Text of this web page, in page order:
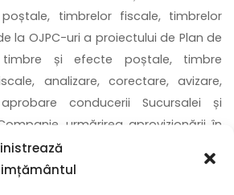
timbrelor fiscale, timbrelor
la OJPC-uri a proiectului de Plan de
timbre și efecte poștale, timbre
analizare, corectare, avizare,
conducerii Sucursalei și
urmărirea aprovizionării în
și asigurarea stocurilor).